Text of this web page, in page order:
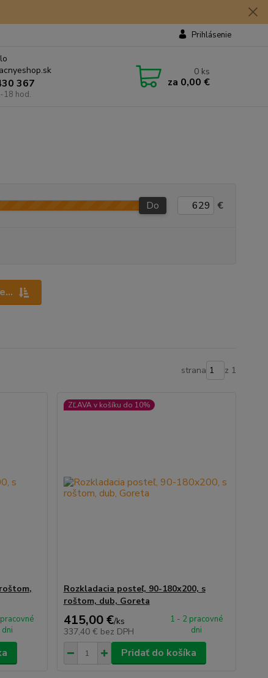
Prihlásenie
367
18 hod.
0 ks
za 0,00 €
Do €
strana z 1
dni
ZĽAVA v košíku do 10%
Rozkladacia posteľ, 90-180x200, s
roštom, dub, Goreta
415,00 €/ks
337,40 € bez DPH
1 - 2 pracovné
dni
Pridať do košíka